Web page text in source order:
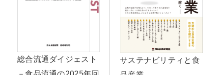
総合流通ダイジェスト
サステナビリティと食